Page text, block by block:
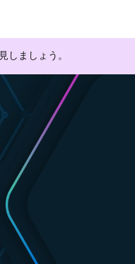
ましょう。